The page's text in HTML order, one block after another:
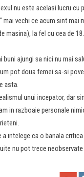
nu este acelasi lucru cu
vechi ce acum sint mai
masina), la fel cu cea de
buni ajungi sa nici nu mai
pot doua femei sa-si
asta.
unui incepator, dar
in razboaie personale
intelege ca o banala
nu pot trece